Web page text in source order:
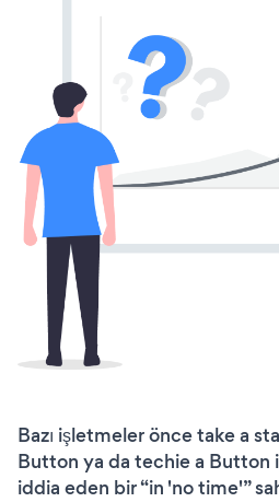
Bazı işletmeler önce take a
Button ya da techie a Button
iddia eden bir “in 'no time'”